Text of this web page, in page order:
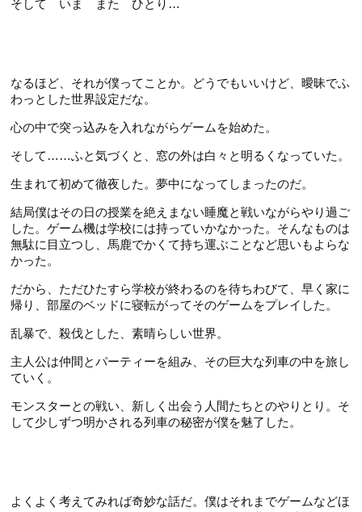
そして いま また ひとり…
なるほど、それが僕ってことか。どうでもいいけど、曖昧でふ
わっとした世界設定だな。
心の中で突っ込みを入れながらゲームを始めた。
そして……ふと気づくと、窓の外は白々と明るくなっていた。
生まれて初めて徹夜した。夢中になってしまったのだ。
結局僕はその日の授業を絶えまない睡魔と戦いながらやり過ご
した。ゲーム機は学校には持っていかなかった。そんなものは
無駄に目立つし、馬鹿でかくて持ち運ぶことなど思いもよらな
かった。
だから、ただひたすら学校が終わるのを待ちわびて、早く家に
帰り、部屋のベッドに寝転がってそのゲームをプレイした。
乱暴で、殺伐とした、素晴らしい世界。
主人公は仲間とパーティーを組み、その巨大な列車の中を旅し
ていく。
モンスターとの戦い、新しく出会う人間たちとのやりとり。そ
して少しずつ明かされる列車の秘密が僕を魅了した。
よくよく考えてみれば奇妙な話だ。僕はそれまでゲームなどほ